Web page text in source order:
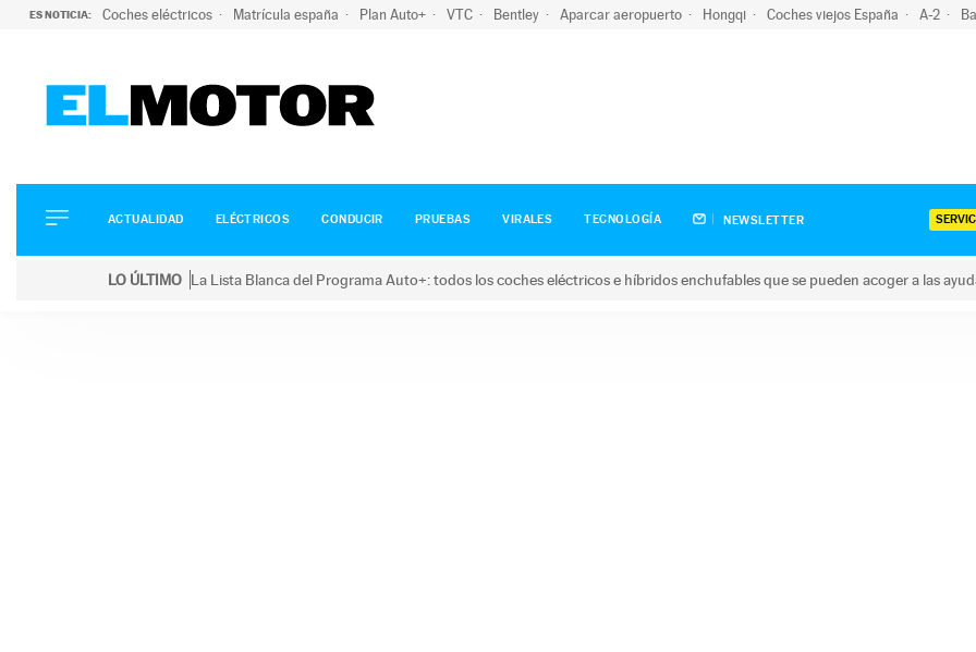
ES NOTICIA: Coches eléctricos Matrícula españa Plan Auto+ VTC Bentley Aparcar aeropuerto Hongqi Coches viejos España A-2
ELÉCTRICOS
CONDUCIR
ACTUALIDAD ELÉCTRICOS CONDUCIR PRUEBAS VIRALES TECNOLOGÍA NEWSLETTER
LO ÚLTIMO La Lista Blanca del Programa Auto+: todos los coches eléctricos e híbridos enchufables que se pueden acoger a las